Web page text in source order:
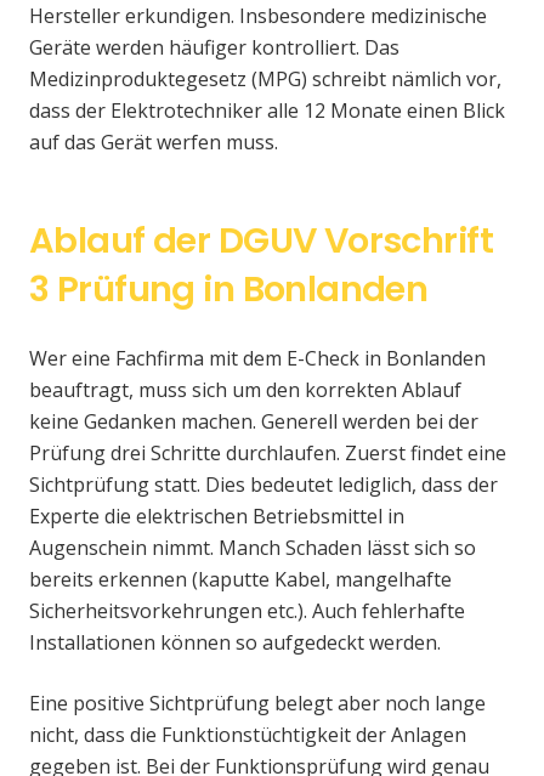
Hersteller erkundigen. Insbesondere medizinische
Geräte werden häufiger kontrolliert. Das
Medizinproduktegesetz (MPG) schreibt nämlich vor,
dass der Elektrotechniker alle 12 Monate einen Blick
auf das Gerät werfen muss.
Ablauf der DGUV Vorschrift
3 Prüfung in Bonlanden
Wer eine Fachfirma mit dem E-Check in Bonlanden
beauftragt, muss sich um den korrekten Ablauf
keine Gedanken machen. Generell werden bei der
Prüfung drei Schritte durchlaufen. Zuerst findet eine
Sichtprüfung statt. Dies bedeutet lediglich, dass der
Experte die elektrischen Betriebsmittel in
Augenschein nimmt. Manch Schaden lässt sich so
bereits erkennen (kaputte Kabel, mangelhafte
Sicherheitsvorkehrungen etc.). Auch fehlerhafte
Installationen können so aufgedeckt werden.
Eine positive Sichtprüfung belegt aber noch lange
nicht, dass die Funktionstüchtigkeit der Anlagen
gegeben ist. Bei der Funktionsprüfung wird genau